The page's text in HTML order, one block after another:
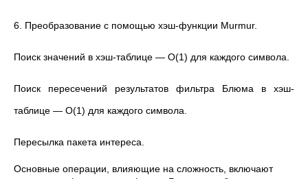
6. Преобразование с помощью хэш-функции Murmur.
Поиск значений в хэш-таблице — O(1) для каждого символа.
Поиск пересечений результатов фильтра Блюма в хэш-
таблице — O(1) для каждого символа.
Пересылка пакета интереса.
Основные операции, влияющие на сложность, включают